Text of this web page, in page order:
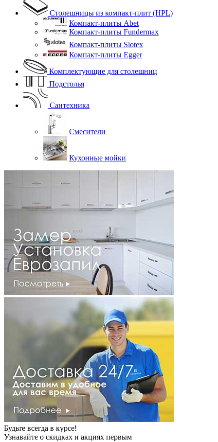
Столешницы из компакт-плит (HPL)
Компакт-плиты Abet
Компакт-плиты Fundermax
Компакт-плиты Slotex
Компакт-плиты Egger
Комплектующие для столешниц
Подстолья
Сантехника
Смесители
Кухонные мойки
Будьте всегда в курсе!
Узнавайте о скидках и акциях первым